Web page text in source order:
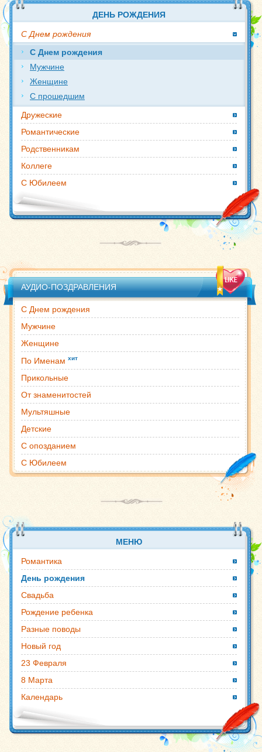
ДЕНЬ РОЖДЕНИЯ
С Днем рождения
С Днем рождения
Мужчине
Женщине
С прошедшим
Дружеские
Романтические
Родственникам
Коллеге
С Юбилеем
АУДИО-ПОЗДРАВЛЕНИЯ
С Днем рождения
Мужчине
Женщине
По Именам хит
Прикольные
От знаменитостей
Мультяшные
Детские
С опозданием
С Юбилеем
МЕНЮ
Романтика
День рождения
Свадьба
Рождение ребенка
Разные поводы
Новый год
23 Февраля
8 Марта
Календарь